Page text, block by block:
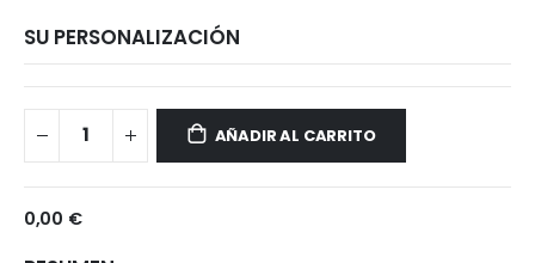
SU PERSONALIZACIÓN
AÑADIR AL CARRITO
0,00 €